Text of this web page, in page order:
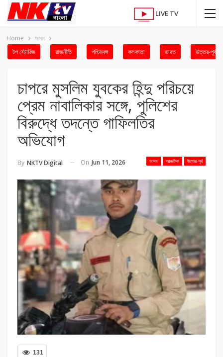
LIVE TV
Home অসম
টপ স্টোরিজ রাজনীতি পশ্চিমবঙ্গ কলকাতা ভারত উত্তর-পূর্ব
চাপরে মুসলিম যুবকের হিন্দু পরিচয়ে
প্রেম নাবালিকার সঙ্গে, পুলিশের
বিরুদ্ধে তদন্তে গাফিলতির
অভিযোগ
অসম আঞ্চলিক উত্তর-পূর্ব
By NKTV Digital On Jun 11, 2026
131